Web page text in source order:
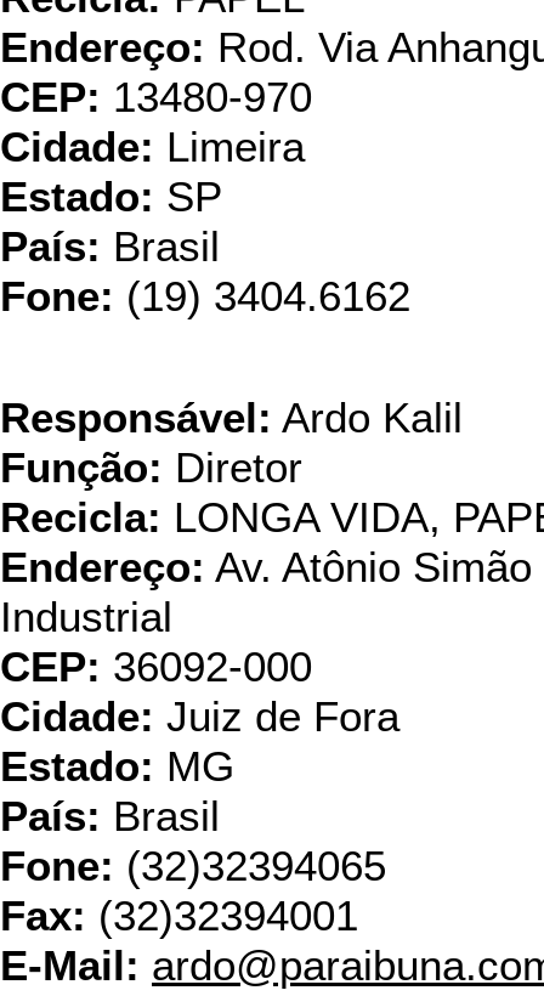
Endereço: Rod. Via
CEP: 13480-970
Cidade: Limeira
Estado: SP
País: Brasil
Fone: (19) 3404.6162
Responsável: Ardo Kalil
Função: Diretor
Recicla: LONGA VIDA,
Endereço: Av. Atônio
Industrial
CEP: 36092-000
Cidade: Juiz de Fora
Estado: MG
País: Brasil
Fone: (32)32394065
Fax: (32)32394001
E-Mail: